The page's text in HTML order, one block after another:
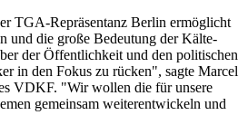
TGA-Repräsentanz Berlin ermöglicht
und die große Bedeutung der Kälte-
der Öffentlichkeit und den politischen
in den Fokus zu rücken", sagte Marcel
VDKF. "Wir wollen die für unsere
gemeinsam weiterentwickeln und